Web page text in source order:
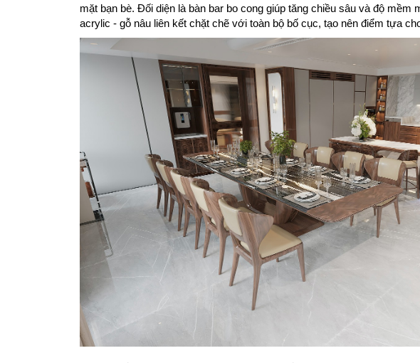
mặt bạn bè. Đối diện là bàn bar bo cong giúp tăng chiều sâu và độ mềm
acrylic - gỗ nâu liên kết chặt chẽ với toàn bộ bố cục, tạo nên điểm tựa